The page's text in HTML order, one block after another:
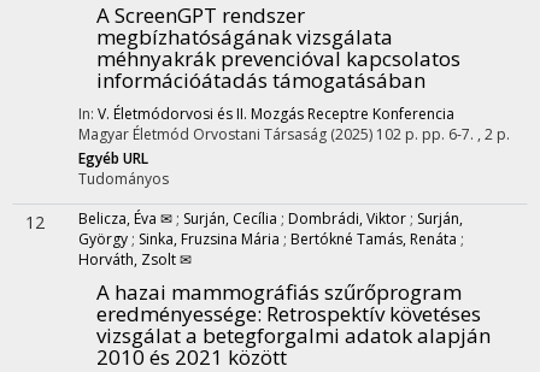
A ScreenGPT rendszer
megbízhatóságának vizsgálata
méhnyakrák prevencióval kapcsolatos
információátadás támogatásában
In: V. Életmódorvosi és II. Mozgás Receptre Konferencia
Magyar Életmód Orvostani Társaság (2025) 102 p. pp. 6-7. , 2 p.
Egyéb URL
Tudományos
12 Belicza, Éva ✉ ; Surján, Cecília ; Dombrádi, Viktor ; Surján,
György ; Sinka, Fruzsina Mária ; Bertókné Tamás, Renáta ;
Horváth, Zsolt ✉
A hazai mammográfiás szűrőprogram
eredményessége: Retrospektív követéses
vizsgálat a betegforgalmi adatok alapján
2010 és 2021 között